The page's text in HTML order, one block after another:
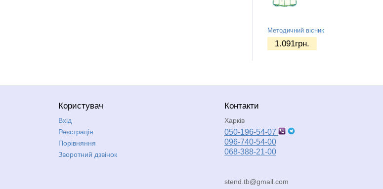
Методичний вісник
1.091грн.
Користувач
Вхід
Реєстрація
Порівняння
Зворотний дзвінок
Контакти
Харків
050-196-54-07
096-740-54-00
068-388-21-00
stend.tb@gmail.com